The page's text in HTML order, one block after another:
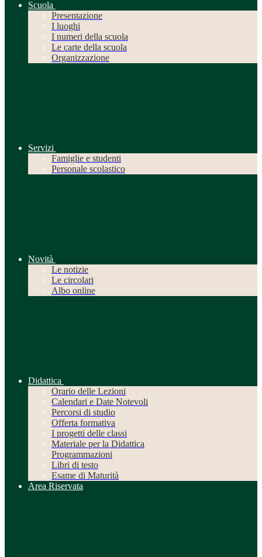
Scuola
Presentazione
I luoghi
I numeri della scuola
Le carte della scuola
Organizzazione
Servizi
Famiglie e studenti
Personale scolastico
Novità
Le notizie
Le circolari
Albo online
Didattica
Orario delle Lezioni
Calendari e Date Notevoli
Percorsi di studio
Offerta formativa
I progetti delle classi
Materiale per la Didattica
Programmazioni
Libri di testo
Esame di Maturità
Area Riservata